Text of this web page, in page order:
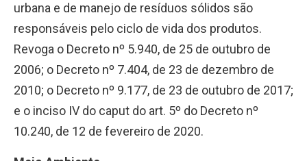
urbana e de manejo de resíduos sólidos são
responsáveis pelo ciclo de vida dos produtos.
Revoga o Decreto nº 5.940, de 25 de outubro de
2006; o Decreto nº 7.404, de 23 de dezembro de
2010; o Decreto nº 9.177, de 23 de outubro de 2017;
e o inciso IV do caput do art. 5º do Decreto nº
10.240, de 12 de fevereiro de 2020.